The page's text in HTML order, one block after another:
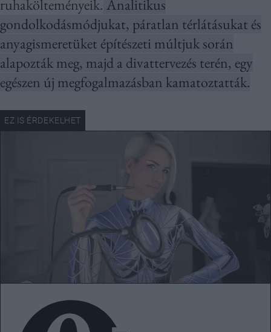
ruhakölteményeik. Analitikus
gondolkodásmódjukat, páratlan térlátásukat és
anyagismeretüket építészeti múltjuk során
alapozták meg, majd a divattervezés terén, egy
egészen új megfogalmazásban kamatoztatták.